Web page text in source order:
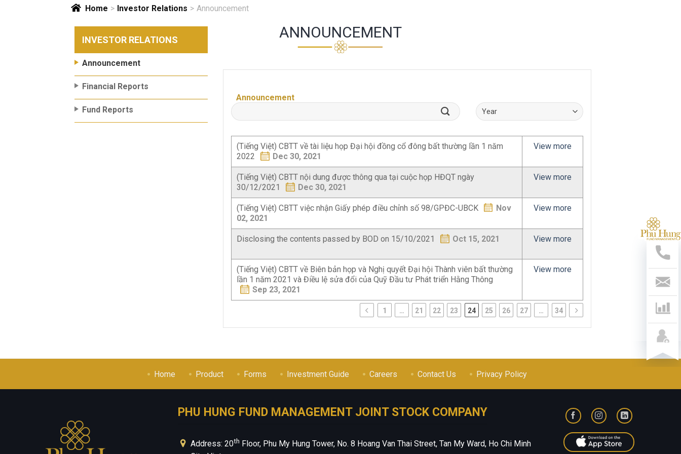
Home > Investor Relations > Announcement
ANNOUNCEMENT
INVESTOR RELATIONS
Announcement
Financial Reports
Fund Reports
Announcement
(Tiếng Việt) CBTT về tài liệu họp Đại hội đồng cổ đông bất thường lần 1 năm
2022
Dec 30, 2021
View more
(Tiếng Việt) CBTT nội dung được thông qua tại cuộc họp HĐQT ngày
30/12/2021
Dec 30, 2021
View more
(Tiếng Việt) CBTT việc nhận Giấy phép điều chỉnh số 98/GPĐC-UBCK
Nov
02, 2021
View more
Disclosing the contents passed by BOD on 15/10/2021 Oct 15, 2021 View more
(Tiếng Việt) CBTT về Biên bản họp và Nghị quyết Đại hội Thành viên bất thường
lần 1 năm 2021 và Điều lệ sửa đổi của Quỹ Đầu tư Phát triển Hằng Thông
Sep 23, 2021
View more
1 … 21 22 23 24 25 26 27 … 34
Home Product Forms Investment Guide Careers Contact Us Privacy Policy
028
Us
PHU HUNG FUND MANAGEMENT JOINT STOCK COMPANY
Address: 20th Floor, Phu My Hung Tower, No. 8 Hoang Van Thai Street, Tan My Ward, Ho Chi Minh